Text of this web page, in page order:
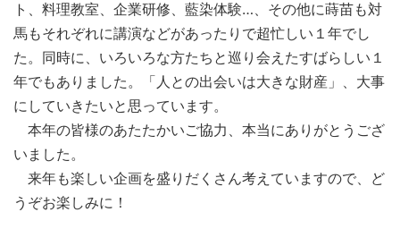
ト、料理教室、企業研修、藍染体験…、その他に蒔苗も対
馬もそれぞれに講演などがあったりで超忙しい１年でし
た。同時に、いろいろな方たちと巡り会えたすばらしい１
年でもありました。「人との出会いは大きな財産」、大事
にしていきたいと思っています。
本年の皆様のあたたかいご協力、本当にありがとうござ
いました。
来年も楽しい企画を盛りだくさん考えていますので、ど
うぞお楽しみに！